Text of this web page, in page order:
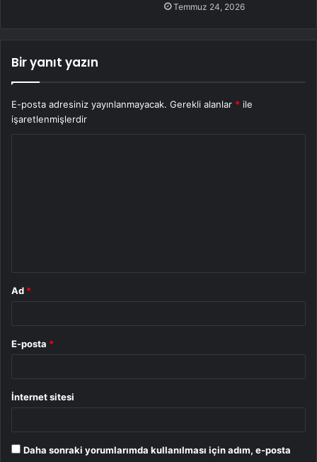
Temmuz 24, 2026
Bir yanıt yazın
E-posta adresiniz yayınlanmayacak. Gerekli alanlar * ile
işaretlenmişlerdir
Ad *
E-posta *
İnternet sitesi
Daha sonraki yorumlarımda kullanılması için adım, e-posta